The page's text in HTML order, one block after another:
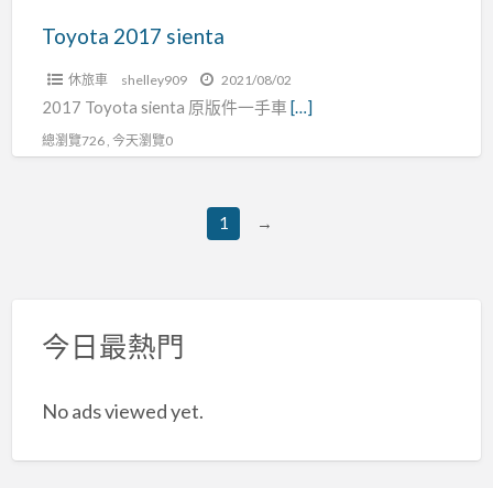
Toyota 2017 sienta
休旅車 shelley909 2021/08/02
2017 Toyota sienta 原版件一手車 […]
總瀏覽726 , 今天瀏覽0
1 →
今日最熱門
No ads viewed yet.